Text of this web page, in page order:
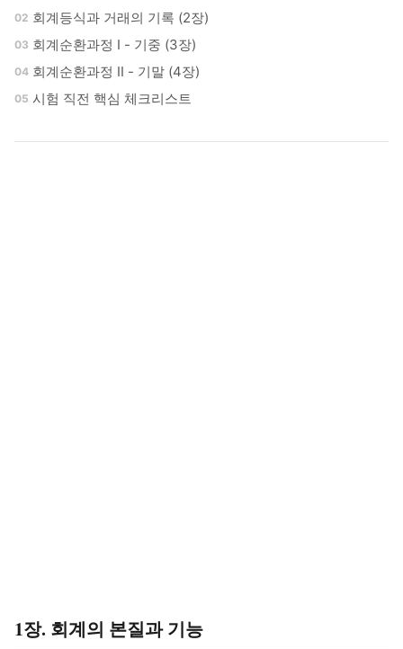
회계등식과 거래의 기록 (2장)
회계순환과정 I - 기중 (3장)
회계순환과정 II - 기말 (4장)
시험 직전 핵심 체크리스트
1장. 회계의 본질과 기능